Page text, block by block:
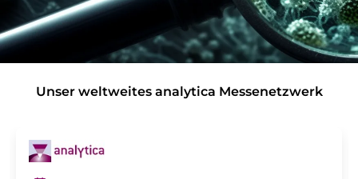
Unser weltweites analytica Messenetzwerk